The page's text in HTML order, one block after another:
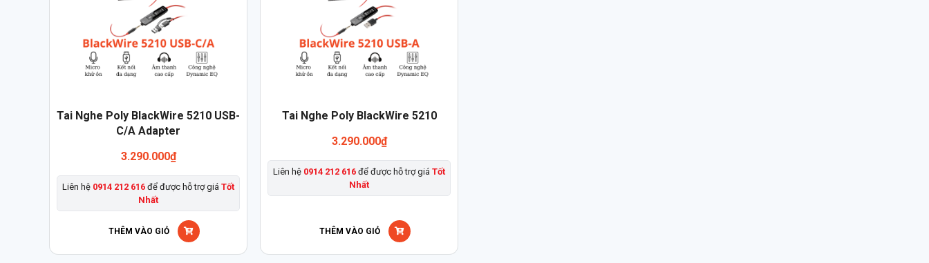
Tai Nghe Poly BlackWire 5210 USB-
C/A Adapter
3.290.000₫
Liên hệ 0914 212 616 để được hỗ trợ giá Tốt
Nhất
THÊM VÀO GIỎ
Tai Nghe Poly BlackWire 5210
3.290.000₫
Liên hệ 0914 212 616 để được hỗ trợ giá Tốt
Nhất
THÊM VÀO GIỎ
Sản
có
biến